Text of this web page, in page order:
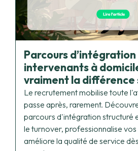
Parcours d’intégration
vraiment la différence
Le recrutement mobilise toute
passe après, rarement.
parcours d'intégration structuré
le turnover, professionnalise
améliore la qualité de service
semaines.
Afficher plus